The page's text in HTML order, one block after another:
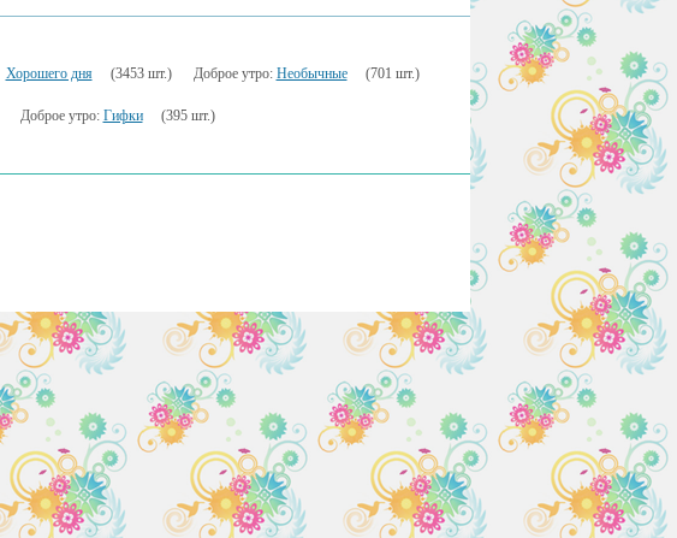
Хорошего дня (3453 шт.) Доброе утро: Необычные (701 шт.)
Доброе утро: Гифки (395 шт.)